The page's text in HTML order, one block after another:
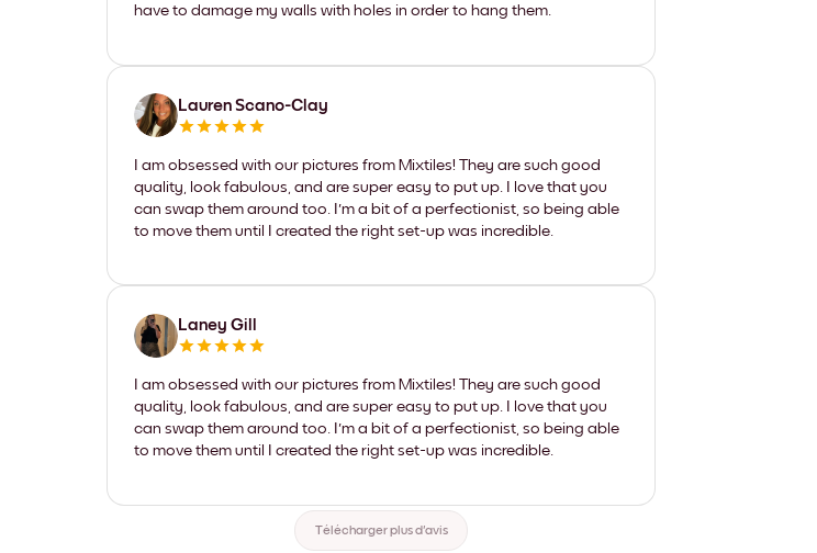
have to damage my walls with holes in order to hang them.
Lauren Scano-Clay
I am obsessed with our pictures from Mixtiles! They are such good
quality, look fabulous, and are super easy to put up. I love that you
can swap them around too. I'm a bit of a perfectionist, so being able
to move them until I created the right set-up was incredible.
Laney Gill
I am obsessed with our pictures from Mixtiles! They are such good
quality, look fabulous, and are super easy to put up. I love that you
can swap them around too. I'm a bit of a perfectionist, so being able
to move them until I created the right set-up was incredible.
Télécharger plus d'avis